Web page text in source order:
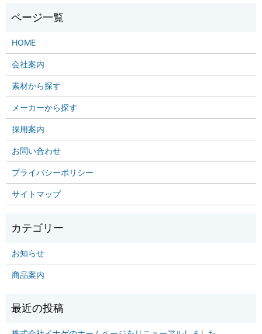
HOME
会社案内
素材から探す
メーカーから探す
採用案内
お問い合わせ
プライバシーポリシー
サイトマップ
お知らせ
商品案内